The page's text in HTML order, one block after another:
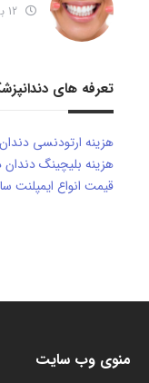
تعرفه های
هزینه ارتودنسی دندان
هزینه بلیچینگ دندان در
قیمت انواع ایمپلنت سال 1402 | هزینه ایمپلنت دندان
منوی وب سایت